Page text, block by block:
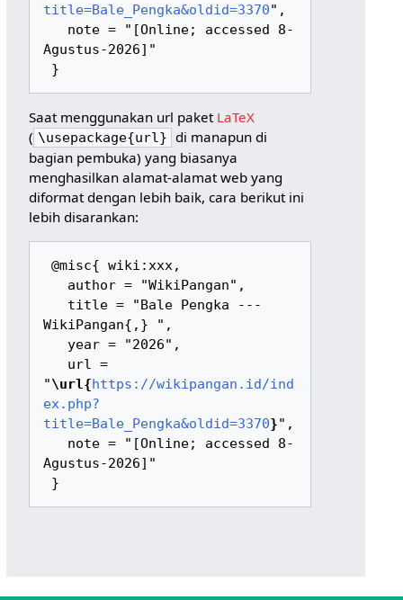
title=Bale_Pengka&oldid=3370",
Agustus-2026]"
Saat menggunakan url paket LaTeX
( \usepackage{url} di manapun di
bagian pembuka) yang biasanya
menghasilkan alamat-alamat web yang
diformat dengan lebih baik, cara berikut ini
lebih disarankan:
@misc{ wiki:xxx,
WikiPangan{,} ",
"\url{https://wikipangan.id/ind
ex.php?
title=Bale_Pengka&oldid=3370}",
Agustus-2026]"